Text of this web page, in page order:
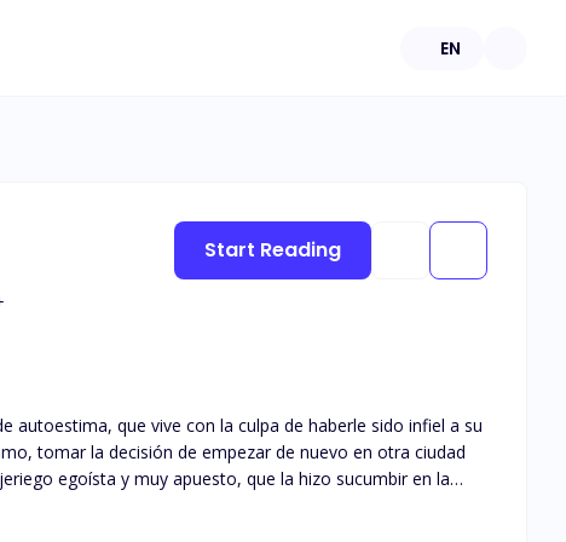
EN
autoestima, que vive con la culpa de haberle sido infiel a su
tomar la decisión de empezar de nuevo en otra ciudad
egoísta y muy apuesto, que la hizo sucumbir en la
vida loca y egocéntrica sobre los hombros, busca
Start Reading